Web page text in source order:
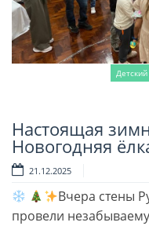
Настоящая
Новогодняя
21.12.2025
Вчера стены
провели